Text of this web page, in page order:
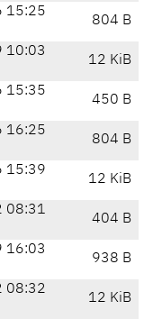
15:25
804 B
10:03
12 KiB
15:35
450 B
16:25
804 B
15:39
12 KiB
08:31
404 B
16:03
938 B
08:32
12 KiB